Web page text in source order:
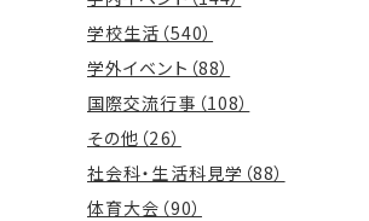
学校生活（540）
学外イベント（88）
国際交流行事（108）
その他（26）
社会科・生活科見学（88）
体育大会（90）